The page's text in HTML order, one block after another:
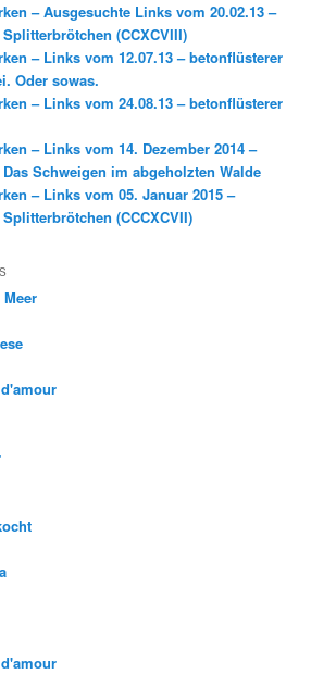
– Ausgesuchte Links vom 20.02.13 –
Splitterbrötchen (CCXCVIII)
– Links vom 12.07.13 – betonflüsterer
Oder sowas.
– Links vom 24.08.13 – betonflüsterer
– Links vom 14. Dezember 2014 –
Das Schweigen im abgeholzten Walde
– Links vom 05. Januar 2015 –
Splitterbrötchen (CCCXCVII)